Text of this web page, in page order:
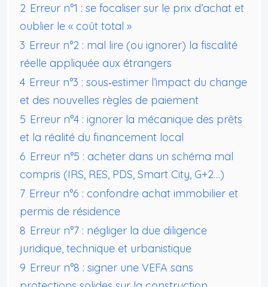
2 Erreur n°1 : se focaliser sur le prix d’achat et
oublier le « coût total »
3 Erreur n°2 : mal lire (ou ignorer) la fiscalité
réelle appliquée aux étrangers
4 Erreur n°3 : sous‑estimer l’impact du change
et des nouvelles règles de paiement
5 Erreur n°4 : ignorer la mécanique des prêts
et la réalité du financement local
6 Erreur n°5 : acheter dans un schéma mal
compris (IRS, RES, PDS, Smart City, G+2…)
7 Erreur n°6 : confondre achat immobilier et
permis de résidence
8 Erreur n°7 : négliger la due diligence
juridique, technique et urbanistique
9 Erreur n°8 : signer une VEFA sans